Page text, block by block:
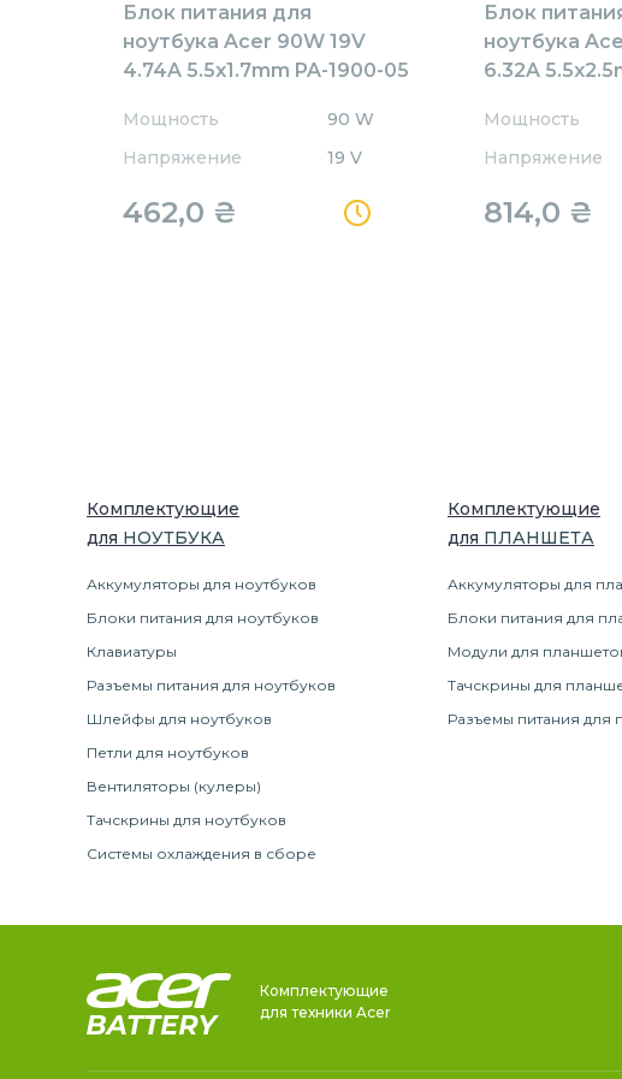
Блок питания для
ноутбука Acer 90W 19V
4.74A 5.5x1.7mm PA-1900-05
Мощность
90 W
Напряжение
19 V
462,0 ₴
Блок
ноутбука
6.32A
Мощность
Напряжение
814,0 ₴
Комплектующие
для НОУТБУКА
Аккумуляторы для ноутбуков
Блоки питания для ноутбуков
Клавиатуры
Разъемы питания для ноутбуков
Шлейфы для ноутбуков
Петли для ноутбуков
Вентиляторы (кулеры)
Тачскрины для ноутбуков
Системы охлаждения в сборе
Комплектующие
для ПЛАНШЕТА
Аккумуляторы для
Блоки питания для
Модули для
Тачскрины для
Разъемы питания для
Комплектующие
для техники Acer